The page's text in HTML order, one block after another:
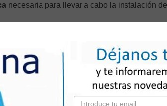
necesaria para llevar a cabo la instalación
de la red de datos, comprobando que se
a
supervisar y certificarla
proyecto de instalación y cumpliendo los